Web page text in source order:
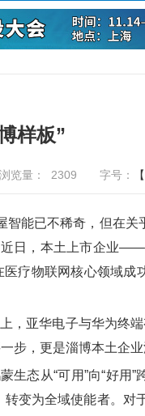
样板”
浏览量： 2309 字号：
能已不稀奇，但在
日，本土上市企业
医疗物联网核心领域
亚华电子与华为终端
步，更是淄博本土企
态从“可用”向“好用”
变为全域使能者。对